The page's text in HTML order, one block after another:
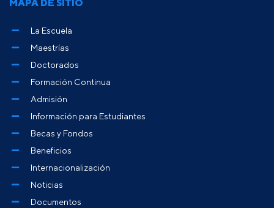
MAPA DE SITIO
La Escuela
Maestrías
Doctorados
Formación Continua
Admisión
Información para Estudiantes
Becas y Fondos
Beneficios
Internacionalización
Noticias
Documentos